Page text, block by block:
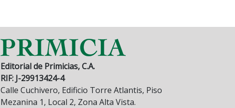
Editorial de Primicias, C.A.
RIF: J-29913424-4
Calle Cuchivero, Edificio Torre Atlantis, Piso
Mezanina 1, Local 2, Zona Alta Vista.